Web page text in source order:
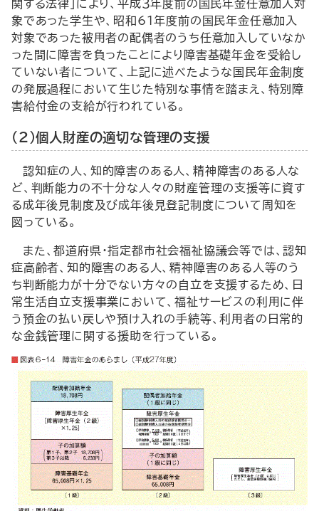
関する法律」により、平成３年度前の国民年金任意加入対
象であった学生や、昭和61年度前の国民年金任意加入
対象であった被用者の配偶者のうち任意加入していなか
った間に障害を負ったことにより障害基礎年金を受給し
ていない者について、上記に述べたような国民年金制度
の発展過程において生じた特別な事情を踏まえ、特別障
害給付金の支給が行われている。
（２）個人財産の適切な管理の支援
認知症の人、知的障害のある人、精神障害のある人な
ど、判断能力の不十分な人々の財産管理の支援等に資す
る成年後見制度及び成年後見登記制度について周知を
図っている。
また、都道府県・指定都市社会福祉協議会等では、認知
症高齢者、知的障害のある人、精神障害のある人等のう
ち判断能力が十分でない方々の自立を支援するため、日
常生活自立支援事業において、福祉サービスの利用に伴
う預金の払い戻しや預け入れの手続等、利用者の日常的
な金銭管理に関する援助を行っている。